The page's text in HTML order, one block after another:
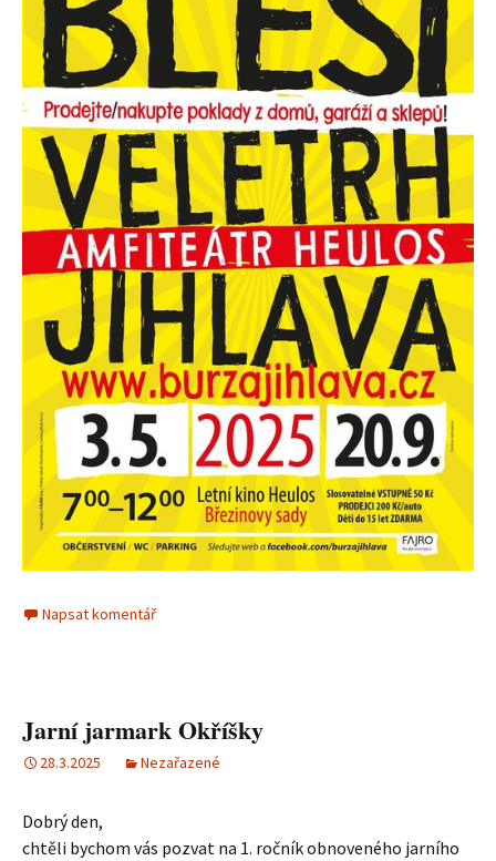
Napsat komentář
Jarní jarmark Okříšky
28.3.2025 Nezařazené
Dobrý den,
chtěli bychom vás pozvat na 1. ročník obnoveného jarního